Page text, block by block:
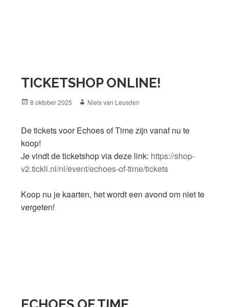
TICKETSHOP ONLINE!
Posted
8 oktober 2025 Author
Niels van Leusden
De tickets voor Echoes of Time zijn vanaf nu te
koop!
Je vindt de ticketshop via deze link: https://shop-
v2.tickli.nl/nl/event/echoes-of-time/tickets
Koop nu je kaarten, het wordt een avond om niet te
vergeten!